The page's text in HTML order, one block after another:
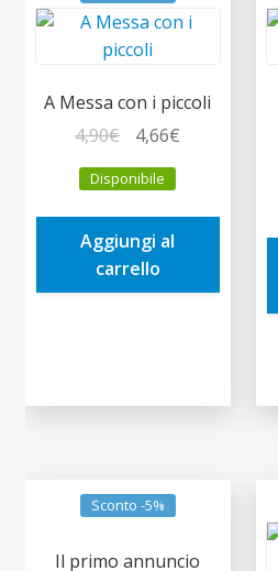
A Messa con i piccoli
4,90€
prezzo
originale
era:
4,90€.
4,66€
è:
Disponibile
Aggiungi al
carrello
Sconto -5%
Il primo annuncio